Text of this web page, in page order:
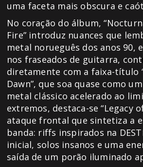
uma faceta mais obscura e
No coração do álbum,
Fire” introduz nuances que
metal norueguês dos anos 90,
nos fraseados de guitarra,
diretamente com a faixa-título
Dawn”, que soa quase como
metal clássico acelerado ao
extremos, destaca-se “Legacy
ataque frontal que sintetiza a
banda: riffs inspirados na
inicial, solos insanos e uma
saída de um porão iluminado